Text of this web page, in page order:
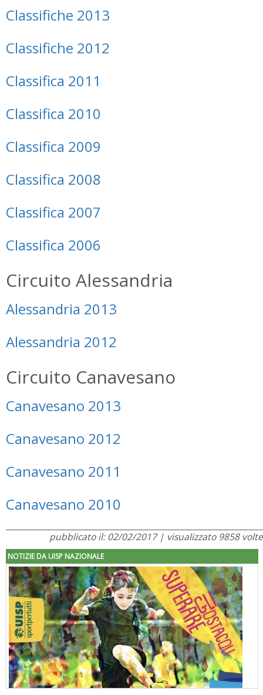
Classifiche 2013
Classifiche 2012
Classifica 2011
Classifica 2010
Classifica 2009
Classifica 2008
Classifica 2007
Classifica 2006
Circuito Alessandria
Alessandria 2013
Alessandria 2012
Circuito Canavesano
Canavesano 2013
Canavesano 2012
Canavesano 2011
Canavesano 2010
pubblicato il: 02/02/2017 | visualizzato 9858 volte
NOTIZIE DA UISP NAZIONALE